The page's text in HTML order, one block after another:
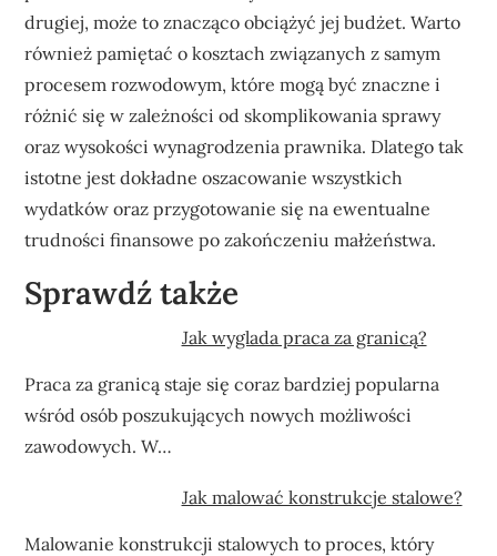
drugiej, może to znacząco obciążyć jej budżet. Warto
również pamiętać o kosztach związanych z samym
procesem rozwodowym, które mogą być znaczne i
różnić się w zależności od skomplikowania sprawy
oraz wysokości wynagrodzenia prawnika. Dlatego tak
istotne jest dokładne oszacowanie wszystkich
wydatków oraz przygotowanie się na ewentualne
trudności finansowe po zakończeniu małżeństwa.
Sprawdź także
Jak wyglada praca za granicą?
Praca za granicą staje się coraz bardziej popularna
wśród osób poszukujących nowych możliwości
zawodowych. W…
Jak malować konstrukcje stalowe?
Malowanie konstrukcji stalowych to proces, który